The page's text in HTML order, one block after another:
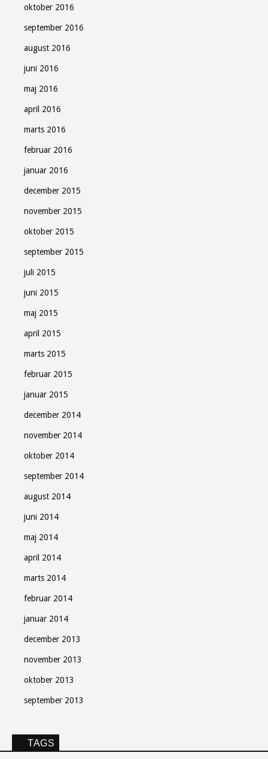
oktober 2016
september 2016
august 2016
juni 2016
maj 2016
april 2016
marts 2016
februar 2016
januar 2016
december 2015
november 2015
oktober 2015
september 2015
juli 2015
juni 2015
maj 2015
april 2015
marts 2015
februar 2015
januar 2015
december 2014
november 2014
oktober 2014
september 2014
august 2014
juni 2014
maj 2014
april 2014
marts 2014
februar 2014
januar 2014
december 2013
november 2013
oktober 2013
september 2013
TAGS